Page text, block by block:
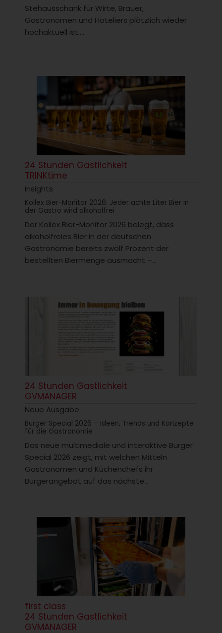
Stehausschank für Wirte, Brauer,
Gastronomen und Hoteliers plötzlich wieder
hochaktuell ist....
24 Stunden Gastlichkeit
TRINKtime
Insights
Kollex Bier-Monitor 2026: Jeder achte Liter Bier in
der Gastro wird alkoholfrei
Der Kollex Bier-Monitor 2026 belegt, dass
alkoholfreies Bier in der deutschen
Gastronomie bereits zwölf Prozent der
bestellten Biermenge ausmacht –...
24 Stunden Gastlichkeit
GVMANAGER
Neue Ausgabe
Burger Special 2026 – Ideen, Trends und Konzepte
für die Gastronomie
Das neue multimediale und interaktive Burger
Special 2026 zeigt, mit welchen Mitteln
Gastronomen und Küchenchefs ihr
Burgerangebot auf das nächste...
first class
24 Stunden Gastlichkeit
GVMANAGER